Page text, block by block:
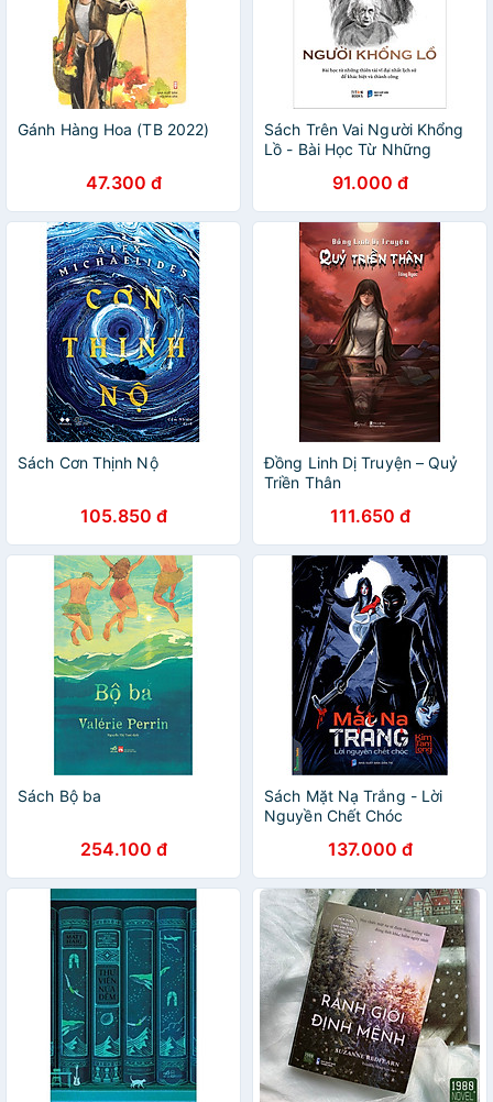
Gánh Hàng Hoa (TB 2022)
47.300 đ
Sách Trên Vai Người Khổng
Lồ - Bài Học Từ Những
Sử Để Khác Biệt Và Thành
Công
91.000 đ
Sách Cơn Thịnh Nộ
105.850 đ
Đồng Linh Dị Truyện – Quỷ
Triền Thân
111.650 đ
Sách Bộ ba
254.100 đ
Sách Mặt Nạ Trắng - Lời
Nguyền Chết Chóc
137.000 đ